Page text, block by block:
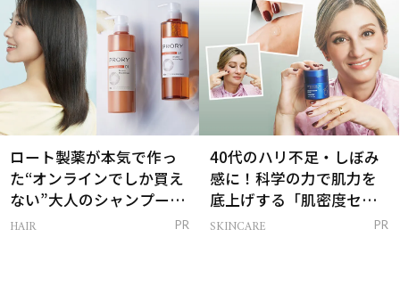
ロート製薬が本気で作っ
た“オンラインでしか買え
ない”大人のシャンプー＆
トリートメントって？
HAIR PR
40代のハリ不足・しぼみ
感に！科学の力で肌力を
底上げする「肌密度セラ
ム」
SKINCARE PR